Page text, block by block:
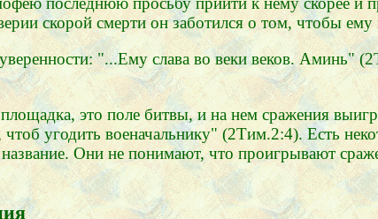
скорой смерти он заботился о том, чтобы
"...Ему слава во веки веков.
это поле битвы, и на нем сражения
угодить военачальнику" (2Тим.2:4). Есть
название. Они не понимают, что проигрывают